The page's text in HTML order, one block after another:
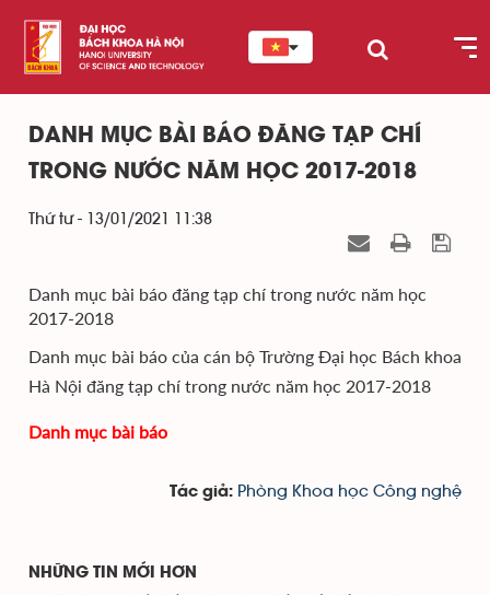
DANH MỤC BÀI BÁO ĐĂNG TẠP CHÍ
TRONG NƯỚC NĂM HỌC 2017-2018
Thứ tư - 13/01/2021 11:38
Danh mục bài báo đăng tạp chí trong nước năm học
2017-2018
Danh mục bài báo của cán bộ Trường Đại học Bách khoa
Hà Nội đăng tạp chí trong nước năm học 2017-2018
Danh mục bài báo
Tác giả: Phòng Khoa học Công nghệ
NHỮNG TIN MỚI HƠN